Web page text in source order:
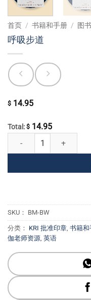
首页 / 书籍和手册 / 图书
呼吸步道
$ 14.95
Total: $ 14.95
呼吸步道 数量
SKU： BM-BW
分类： KRI 批准印章 书籍和
伽老师资源 英语